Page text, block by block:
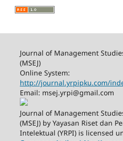
Journal of Management
(MSEJ)
Online System:
http://journal.yrpipku.com/
Email: msej.yrpi@gmail.com
Journal of Management
(MSEJ) by Yayasan Riset dan
Intelektual (YRPI) is licensed